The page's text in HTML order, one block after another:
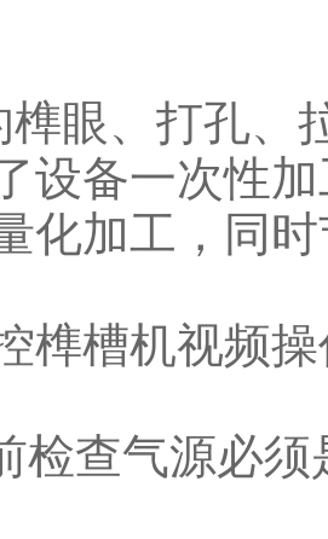
榫眼、打孔、
设备一次性
化加工，同
榫槽机视频
检查气源必
油